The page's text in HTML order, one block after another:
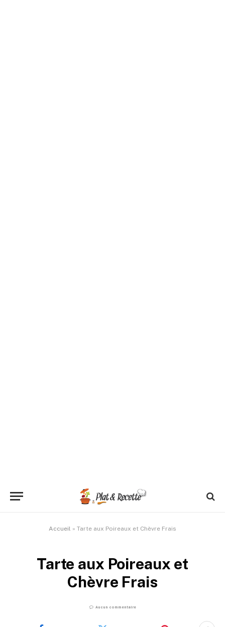
Accueil » Tarte aux Poireaux et Chèvre Frais
Tarte aux Poireaux et
Chèvre Frais
Aucun commentaire